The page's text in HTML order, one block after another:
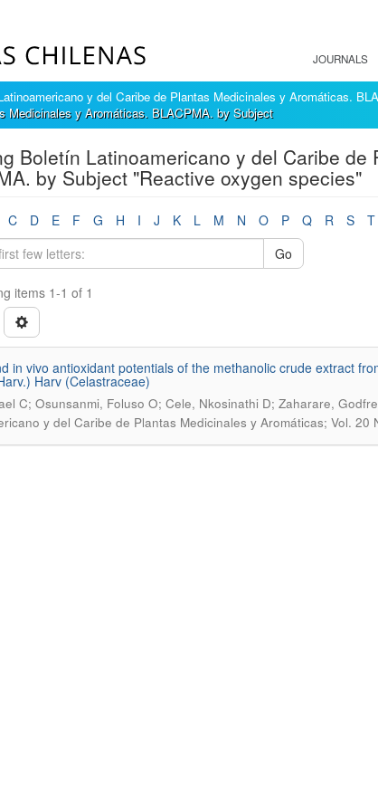
JOURNALS
y del Caribe de Plantas Medicinales y Aromáticas.
Medicinales y Aromáticas. BLACPMA. by Subject
Boletín Latinoamericano y del Caribe
by Subject "Reactive oxygen species"
C D E F G H I J K L M N O P Q R S T
Go
items 1-1 of 1
in vivo antioxidant potentials of the methanolic crude extract
Harv (Celastraceae)
C; Osunsanmi, Foluso O; Cele, Nkosinathi D; Zaharare,
y del Caribe de Plantas Medicinales y Aromáticas; Vol. 20